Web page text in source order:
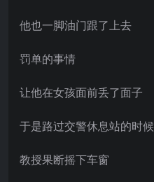
他也一脚油门跟了上去
罚单的事情
让他在女孩面前丢了面子
于是路过交警休息站的时候
教授果断摇下车窗